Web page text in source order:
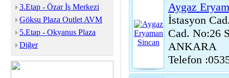
3.Etap - Özar İş Merkezi
Göksu Plaza Outlet AVM
5.Etap - Okyanus Plaza
Diğer
Aygaz
İstasyon
Cad. No:26
ANKARA
Telefon